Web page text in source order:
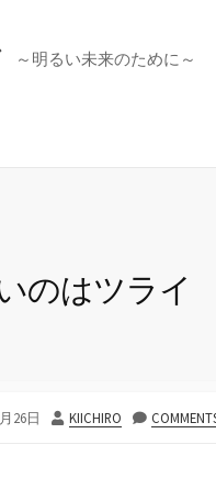
～明るい未来のために～
のはツライ
26日
投
KIICHIRO